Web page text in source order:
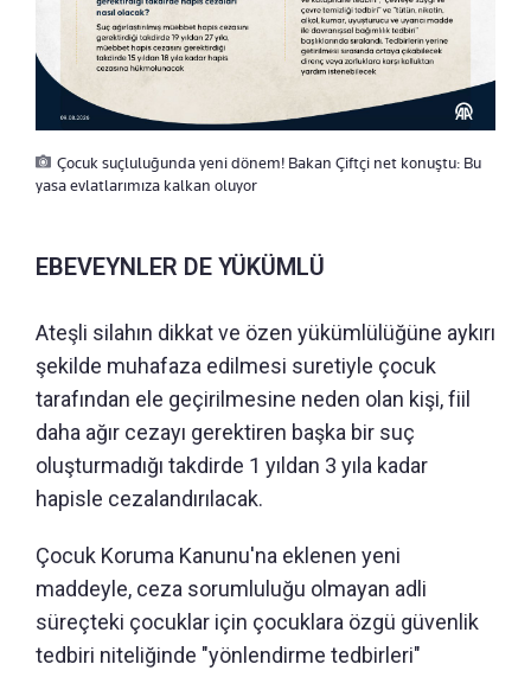
Çocuk suçluluğunda yeni dönem! Bakan Çiftçi net konuştu: Bu
yasa evlatlarımıza kalkan oluyor
EBEVEYNLER DE YÜKÜMLÜ
Ateşli silahın dikkat ve özen yükümlülüğüne aykırı
şekilde muhafaza edilmesi suretiyle çocuk
tarafından ele geçirilmesine neden olan kişi, fiil
daha ağır cezayı gerektiren başka bir suç
oluşturmadığı takdirde 1 yıldan 3 yıla kadar
hapisle cezalandırılacak.
Çocuk Koruma Kanunu'na eklenen yeni
maddeyle, ceza sorumluluğu olmayan adli
süreçteki çocuklar için çocuklara özgü güvenlik
tedbiri niteliğinde "yönlendirme tedbirleri"